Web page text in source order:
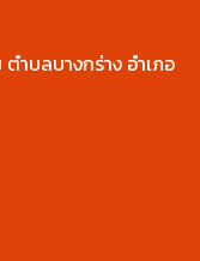
ำบลบางกร่าง อำเภอ